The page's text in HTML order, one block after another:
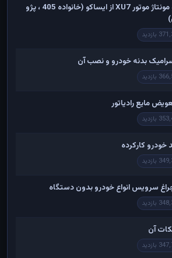
فیلم آموزشی بستن و مونتاژ موتور XU7 از ایساکو (خانواده 405 ، پژو
بازدید
سرامیک بدنه خودرو و نصب آن
بازدید
مایع رادیاتور
بازدید
کارکرده
بازدید
سرویس انواع خودرو بدون دستگاه
بازدید
آن
بازدید